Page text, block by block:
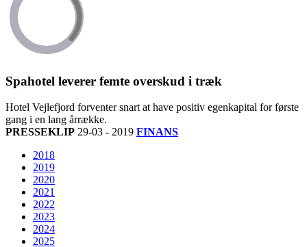
Spahotel leverer femte overskud i træk
Hotel Vejlefjord forventer snart at have positiv egenkapital for første
gang i en lang årrække.
PRESSEKLIP 29-03 - 2019 FINANS
2018
2019
2020
2021
2022
2023
2024
2025